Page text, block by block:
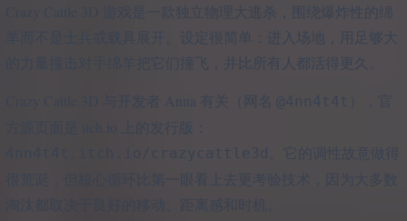
Crazy Cattle 3D 游戏是一款独立物理大逃杀，围绕爆炸性的绵
羊而不是士兵或载具展开。设定很简单：进入场地，用足够大
的力量撞击对手绵羊把它们撞飞，并比所有人都活得更久。
Crazy Cattle 3D 与开发者 Anna 有关（网名 @4nn4t4t ），官
方源页面是 itch.io 上的发行版：
4nn4t4t.itch.io/crazycattle3d
。它的调性故意做得
很荒诞，但核心循环比第一眼看上去更考验技术，因为大多数
淘汰都取决于良好的移动、距离感和时机。